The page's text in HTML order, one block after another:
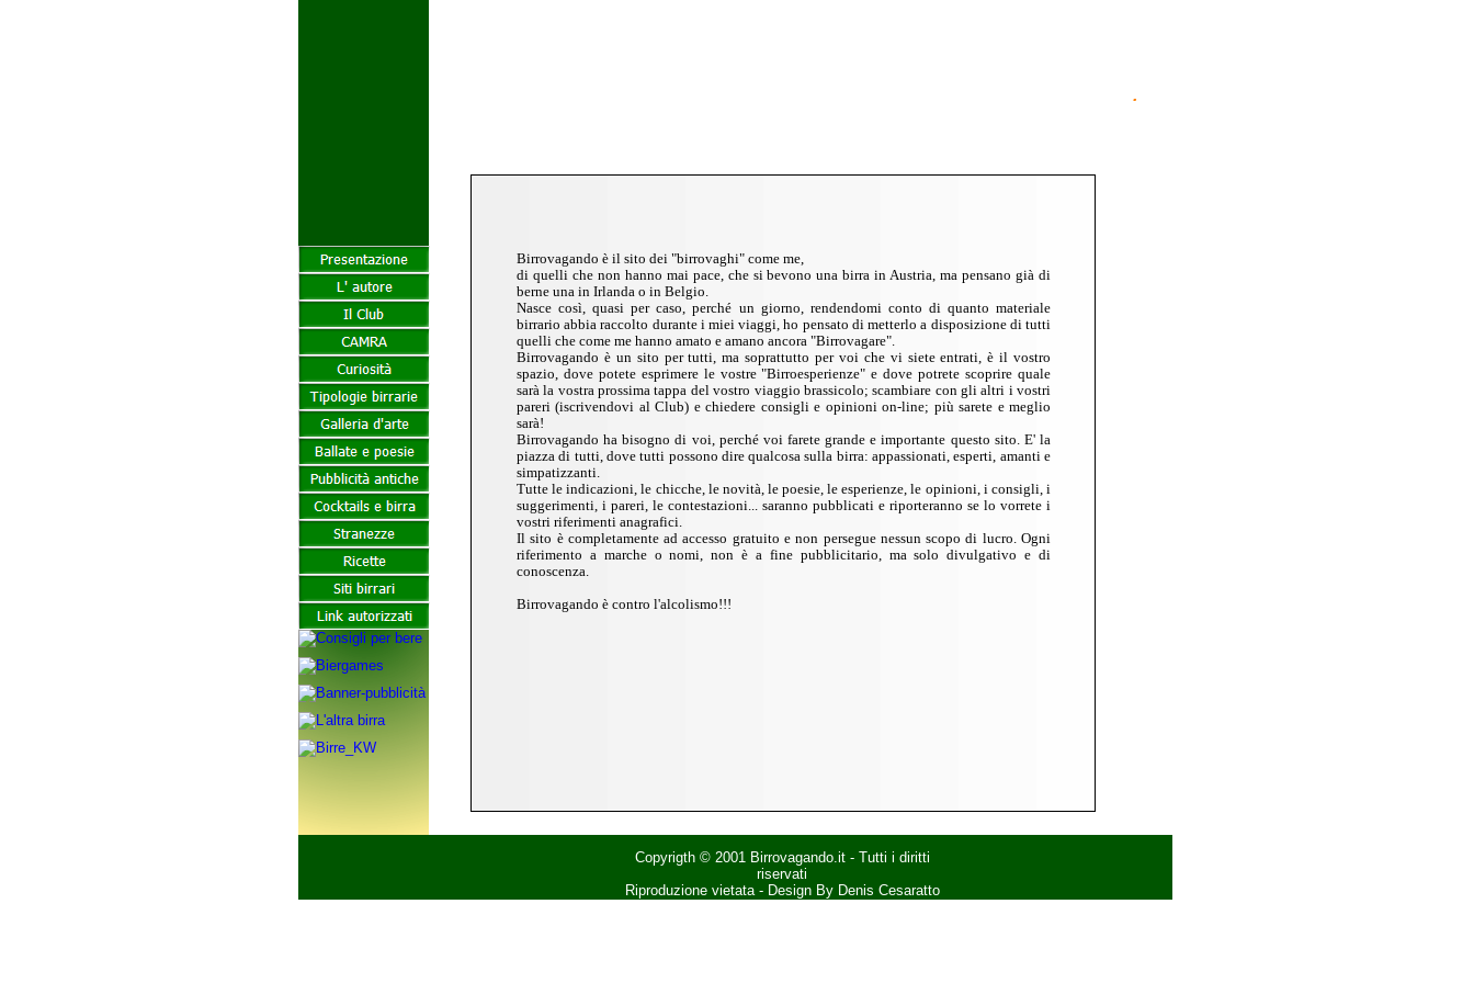
.
Copyrigth © 2001 Birrovagando.it - Tutti i diritti
riservati
Riproduzione vietata - Design By Denis Cesaratto
Birrovagando è il sito dei "birrovaghi" come me,
di quelli che non hanno mai pace, che si bevono una birra in Austria, ma pensano già di
berne una in Irlanda o in Belgio.
Nasce così, quasi per caso, perché un giorno, rendendomi conto di quanto materiale
birrario abbia raccolto durante i miei viaggi, ho pensato di metterlo a disposizione di tutti
quelli che come me hanno amato e amano ancora "Birrovagare".
Birrovagando è un sito per tutti, ma soprattutto per voi che vi siete entrati, è il vostro
spazio, dove potete esprimere le vostre "Birroesperienze" e dove potrete scoprire quale
sarà la vostra prossima tappa del vostro viaggio brassicolo; scambiare con gli altri i vostri
pareri (iscrivendovi al Club) e chiedere consigli e opinioni on-line; più sarete e meglio
sarà!
Birrovagando ha bisogno di voi, perché voi farete grande e importante questo sito. E' la
piazza di tutti, dove tutti possono dire qualcosa sulla birra: appassionati, esperti, amanti e
simpatizzanti.
Tutte le indicazioni, le chicche, le novità, le poesie, le esperienze, le opinioni, i consigli, i
suggerimenti, i pareri, le contestazioni... saranno pubblicati e riporteranno se lo vorrete i
vostri riferimenti anagrafici.
Il sito è completamente ad accesso gratuito e non persegue nessun scopo di lucro. Ogni
riferimento a marche o nomi, non è a fine pubblicitario, ma solo divulgativo e di
conoscenza.
Birrovagando è contro l'alcolismo!!!